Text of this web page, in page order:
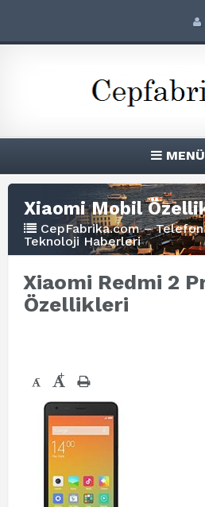
MENÜ
Xiaomi Mobil
CepFabrika.com –
Teknoloji Haberleri
Xiaomi Redmi 2
Özellikleri
- +